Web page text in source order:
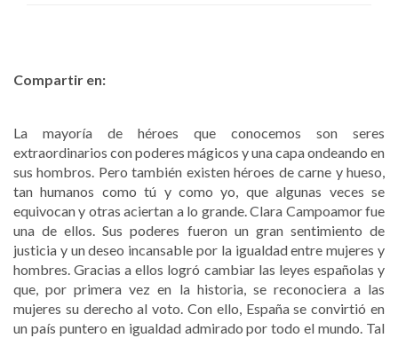
Compartir en:
La mayoría de héroes que conocemos son seres
extraordinarios con poderes mágicos y una capa ondeando en
sus hombros. Pero también existen héroes de carne y hueso,
tan humanos como tú y como yo, que algunas veces se
equivocan y otras aciertan a lo grande. Clara Campoamor fue
una de ellos. Sus poderes fueron un gran sentimiento de
justicia y un deseo incansable por la igualdad entre mujeres y
hombres. Gracias a ellos logró cambiar las leyes españolas y
que, por primera vez en la historia, se reconociera a las
mujeres su derecho al voto. Con ello, España se convirtió en
un país puntero en igualdad admirado por todo el mundo. Tal